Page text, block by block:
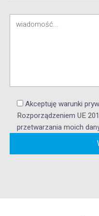
Akceptuję warunki
Rozporządzeniem UE
przetwarzania moich